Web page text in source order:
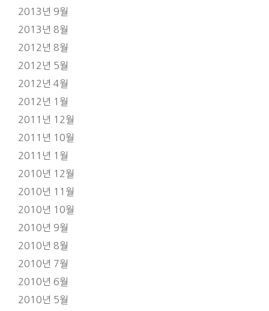
2013년 9월
2013년 8월
2012년 8월
2012년 5월
2012년 4월
2012년 1월
2011년 12월
2011년 10월
2011년 1월
2010년 12월
2010년 11월
2010년 10월
2010년 9월
2010년 8월
2010년 7월
2010년 6월
2010년 5월